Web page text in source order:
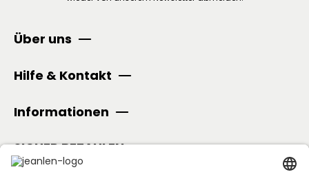
Über uns
Hilfe & Kontakt
Informationen
SICHER BEZAHLEN